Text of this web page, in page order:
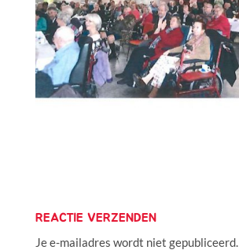
REACTIE VERZENDEN
Je e-mailadres wordt niet gepubliceerd.